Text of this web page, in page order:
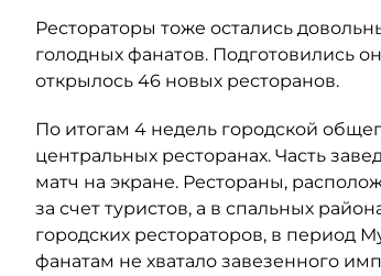
Рестораторы тоже остались
голодных фанатов. Подготовились
открылось 46 новых ресторанов.
По итогам 4 недель городской
центральных ресторанах. Часть
матч на экране. Рестораны,
за счет туристов, а в спальных
городских рестораторов, в период
фанатам не хватало завезенного